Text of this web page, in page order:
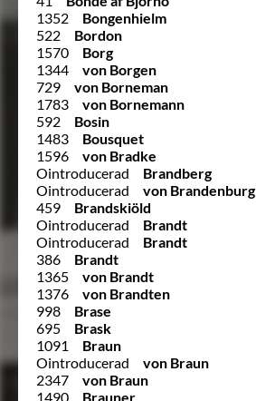
1352
Bongenhielm
522
Bordon
1570
Borg
1344
von Borgen
729
von Borneman
1783
von Bornemann
592
Bosin
1483
Bousquet
1596
von Bradke
Ointroducerad
Brandberg
Ointroducerad
von Brandenburg
459
Brandskiöld
Ointroducerad
Brandt
Ointroducerad
Brandt
386
Brandt
1365
von Brandt
1376
von Brandten
998
Brase
695
Brask
1091
Braun
Ointroducerad
von Braun
2347
von Braun
1490
Brauner